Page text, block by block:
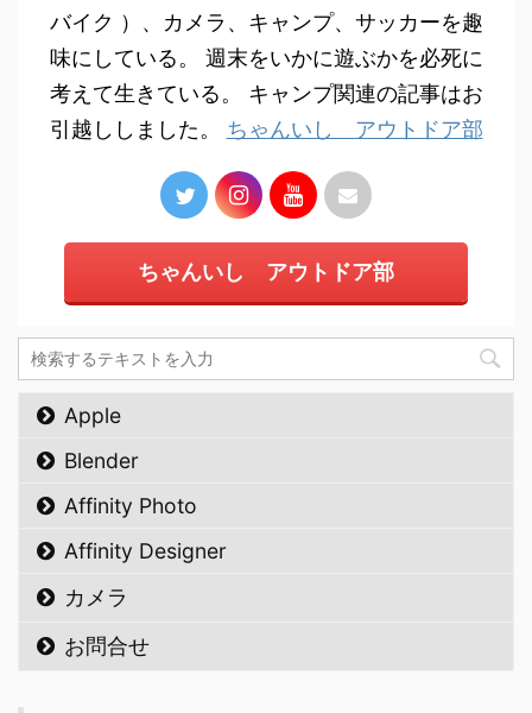
バイク ）、カメラ、キャンプ、サッカーを趣
味にしている。 週末をいかに遊ぶかを必死に
考えて生きている。 キャンプ関連の記事はお
引越ししました。 ちゃんいし アウトドア部
ちゃんいし アウトドア部
Apple
Blender
Affinity Photo
Affinity Designer
カメラ
お問合せ